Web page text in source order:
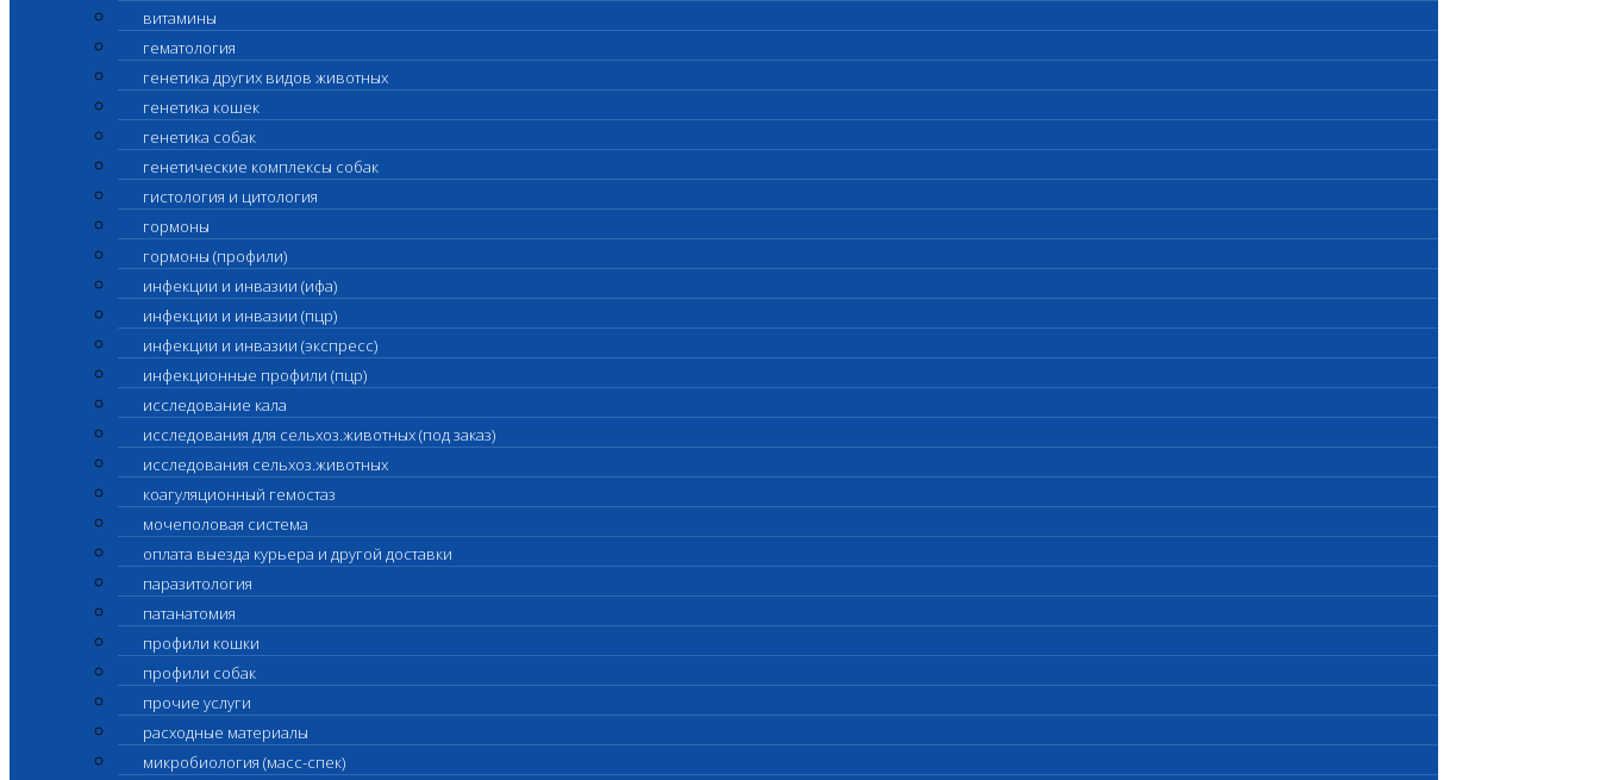
витамины
гематология
генетика других видов животных
генетика кошек
генетика собак
генетические комплексы собак
гистология и цитология
гормоны
гормоны (профили)
инфекции и инвазии (ифа)
инфекции и инвазии (пцр)
инфекции и инвазии (экспресс)
инфекционные профили (пцр)
исследование кала
исследования для сельхоз.животных (под заказ)
исследования сельхоз.животных
коагуляционный гемостаз
мочеполовая система
оплата выезда курьера и другой доставки
паразитология
патанатомия
профили кошки
профили собак
прочие услуги
расходные материалы
микробиология (масс-спек)